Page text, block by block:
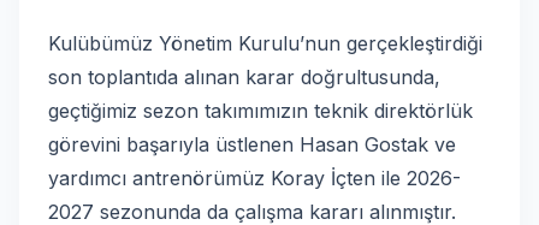
Kulübümüz Yönetim Kurulu’nun gerçekleştirdiği
son toplantıda alınan karar doğrultusunda,
geçtiğimiz sezon takımımızın teknik direktörlük
görevini başarıyla üstlenen Hasan Gostak ve
yardımcı antrenörümüz Koray İçten ile 2026-
2027 sezonunda da çalışma kararı alınmıştır.